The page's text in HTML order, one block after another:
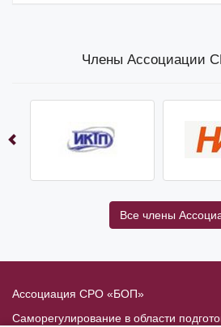
Члены Ассоциации
Все члены
Ассоциация СРО «БОП»
Саморегулирование в области